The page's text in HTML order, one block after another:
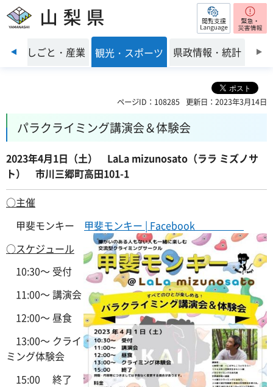
山梨県 閲覧支援
前のスライドを表示
境 しごと・産業 観光・スポーツ 県政情報・統計
ページID：108285 更新日：2023年3月14日
パラクライミング講演会＆体験会
2023年4月1日（土） LaLa mizunosato（ララ ミズノサ
ト） 市川三郷町高田101-1
○主催
甲斐モンキー 甲斐モンキー | Facebook
○スケジュール
10:30～ 受付
11:00～ 講演会
12:00～ 昼食
13:00～ クライ
ミング体験会
15:00 終了